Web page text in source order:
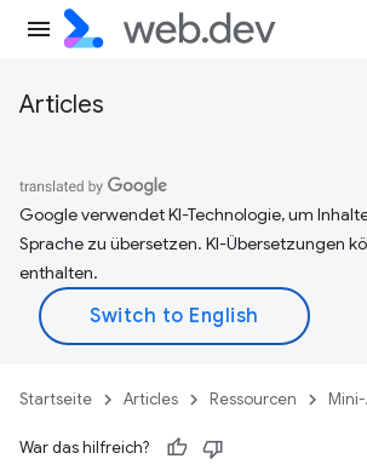
Articles
Google verwendet KI-Technologie, um
Sprache zu übersetzen. KI-Übersetzungen
enthalten.
Startseite Articles Ressourcen
War das hilfreich?